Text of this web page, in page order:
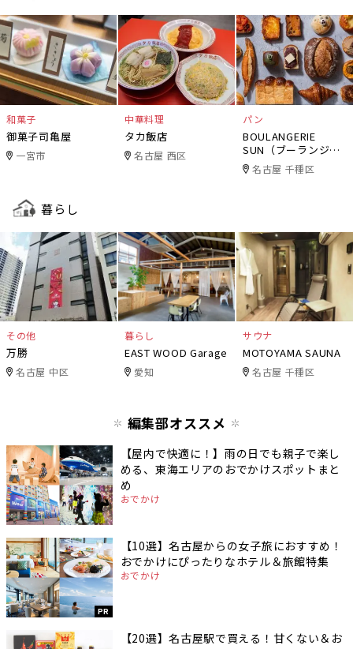
和菓子
御菓子司亀屋
一宮市
中華料理
タカ飯店
名古屋 西区
パン
BOULANGERIE
SUN（ブーランジェ
リー・サン）
名古屋 千種区
暮らし
その他
万勝
名古屋 中区
暮らし
EAST WOOD Garage
愛知
サウナ
MOTOYAMA SAUNA
名古屋 千種区
編集部オススメ
【屋内で快適に！】雨の日でも親子で楽し
める、東海エリアのおでかけスポットまと
め
おでかけ
PR
【10選】名古屋からの女子旅におすすめ！
おでかけにぴったりなホテル＆旅館特集
おでかけ
【20選】名古屋駅で買える！甘くない＆お